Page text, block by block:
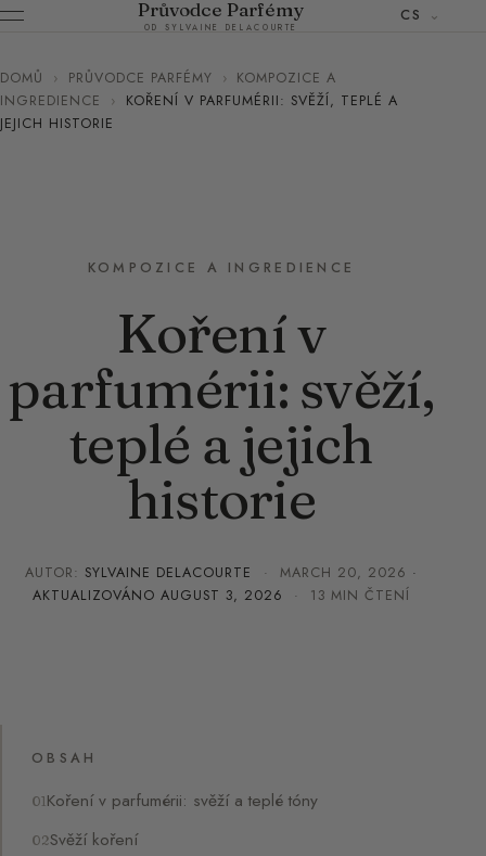
Průvodce Parfémy
OD SYLVAINE DELACOURTE
CS
DOMŮ › PRŮVODCE PARFÉMY › KOMPOZICE A
INGREDIENCE
›
KOŘENÍ V PARFUMÉRII: SVĚŽÍ, TEPLÉ A
JEJICH HISTORIE
KOMPOZICE A INGREDIENCE
Koření v
parfumérii: svěží,
teplé a jejich
historie
AUTOR: SYLVAINE DELACOURTE · MARCH 20, 2026 ·
AKTUALIZOVÁNO AUGUST 3, 2026 · 13 MIN ČTENÍ
OBSAH
Koření v parfumérii: svěží a teplé tóny
Svěží koření